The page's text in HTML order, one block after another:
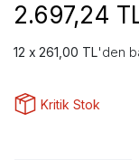
2.697,24
261,00 TL'den
Kritik Stok